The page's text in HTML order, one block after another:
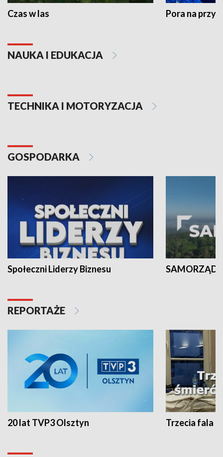
Czas w las Pora na
NAUKA I EDUKACJA
TECHNIKA I MOTORYZACJA
GOSPODARKA
Społeczni Liderzy Biznesu SAMORZĄD
REPORTAŻE
20 lat TVP3 Olsztyn Trzecia fala -